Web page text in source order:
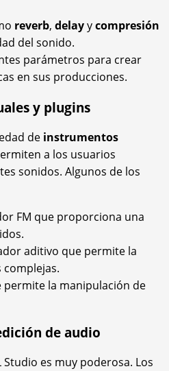
reverb, delayycompresión
del sonido.
parámetros para crear
en sus producciones.
y plugins
de instrumentos
a los usuarios
sonidos. Algunos de los
FM que proporciona una
aditivo que permite la
permite la manipulación de
de audio
Studio es muy poderosa. Los